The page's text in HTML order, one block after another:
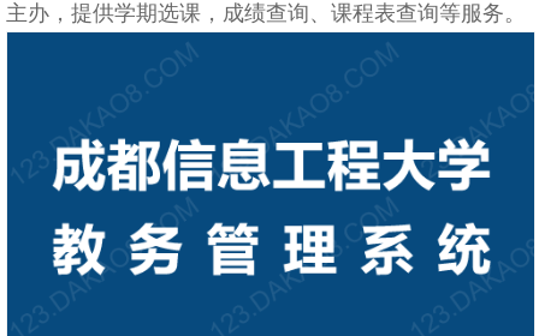
主办，提供学期选课，成绩查询、课程表查询等服务。